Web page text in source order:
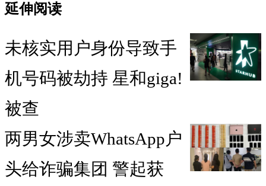
延伸阅读
未核实用户身份导致手
机号码被劫持 星和giga!
被查
两男女涉卖WhatsApp户
头给诈骗集团 警起获